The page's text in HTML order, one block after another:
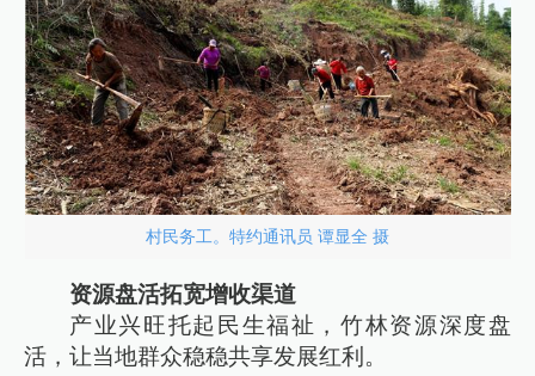
村民务工。特约通讯员 谭显全 摄
资源盘活拓宽增收渠道
产业兴旺托起民生福祉，竹林资源深度盘
活，让当地群众稳稳共享发展红利。